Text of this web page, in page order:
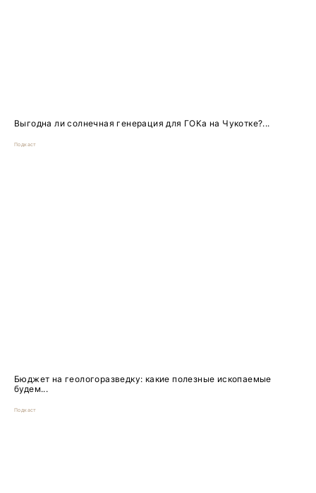
Выгодна ли солнечная генерация для ГОКа на Чукотке?...
Подкаст
Бюджет на геологоразведку: какие полезные ископаемые
будем...
Подкаст